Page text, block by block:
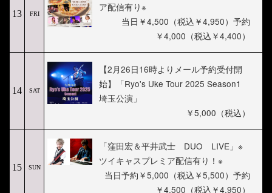
13 FRI
ア配信有り※
当日￥4,500（税込￥4,950）予約
￥4,000（税込￥4,400）
14 SAT
【2月26日16時よりメール予約受付開
始】「Ryo's Uke Tour 2025 Season1
埼玉公演」
￥5,000（税込）
15 SUN
「窪田宏＆平井武士 DUO LIVE」※
ツイキャスプレミア配信有り！※
当日予約￥5,000（税込￥5,500）予約
￥4,500（税込￥4,950）